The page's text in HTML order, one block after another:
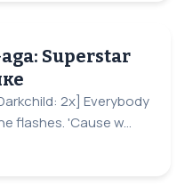
Superstar
2x] Everybody
flashes. 'Cause w...